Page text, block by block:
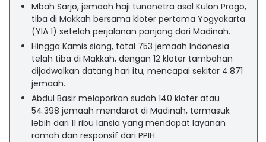
Mbah Sarjo, jemaah haji tunanetra asal Kulon Progo,
tiba di Makkah bersama kloter pertama Yogyakarta
(YIA 1) setelah perjalanan panjang dari Madinah.
Hingga Kamis siang, total 753 jemaah Indonesia
telah tiba di Makkah, dengan 12 kloter tambahan
dijadwalkan datang hari itu, mencapai sekitar 4.871
jemaah.
Abdul Basir melaporkan sudah 140 kloter atau
54.398 jemaah mendarat di Madinah, termasuk
lebih dari 11 ribu lansia yang mendapat layanan
ramah dan responsif dari PPIH.